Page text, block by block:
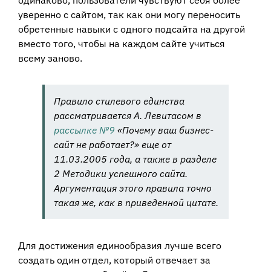
уверенно с сайтом, так как они могу переносить
обретенные навыки с одного подсайта на другой
вместо того, чтобы на каждом сайте учиться
всему заново.
Правило стилевого единства
рассматривается А. Левитасом в
рассылке №9 «Почему ваш бизнес-
сайт не работает?» еще от
11.03.2005 года, а также в разделе
2 Методики успешного сайта.
Аргументация этого правила точно
такая же, как в приведенной цитате.
Для достижения единообразия лучше всего
создать один отдел, который отвечает за